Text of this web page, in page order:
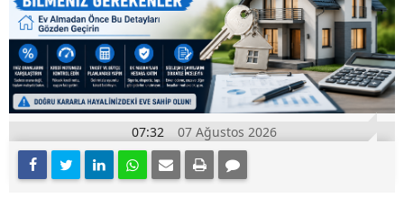
07:32 07 Ağustos 2026